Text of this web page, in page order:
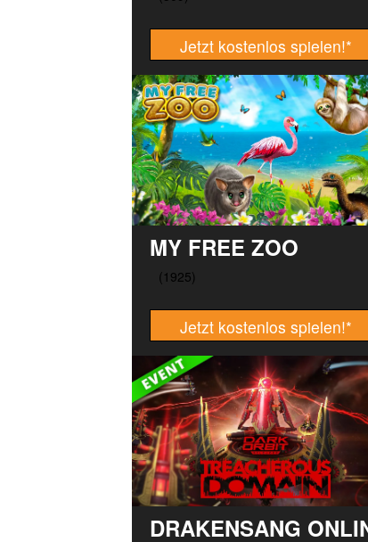
Jetzt kostenlos spielen!*
MY FREE ZOO
Jetzt kostenlos spielen!*
DRAKENSANG